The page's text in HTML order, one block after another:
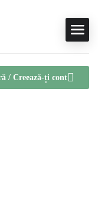
/ Creează-ți cont